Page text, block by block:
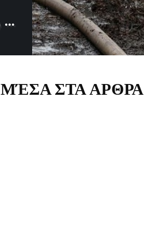
ΜΈΣΑ ΣΤΑ ΑΡΘΡΑ